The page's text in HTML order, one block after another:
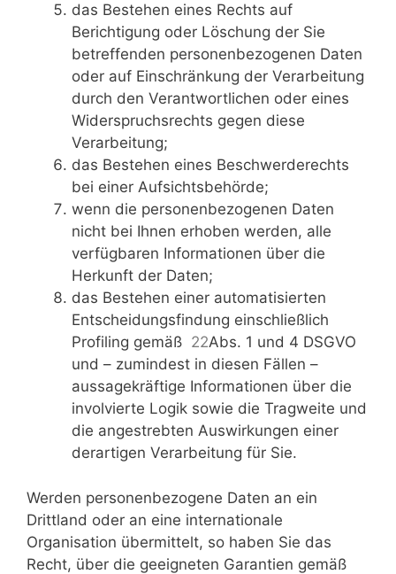
das Bestehen eines Rechts auf
Berichtigung oder Löschung der Sie
betreffenden personenbezogenen Daten
oder auf Einschränkung der Verarbeitung
durch den Verantwortlichen oder eines
Widerspruchsrechts gegen diese
Verarbeitung;
das Bestehen eines Beschwerderechts
bei einer Aufsichtsbehörde;
wenn die personenbezogenen Daten
nicht bei Ihnen erhoben werden, alle
verfügbaren Informationen über die
Herkunft der Daten;
das Bestehen einer automatisierten
Entscheidungsfindung einschließlich
Profiling gemäß 22Abs. 1 und 4 DSGVO
und – zumindest in diesen Fällen –
aussagekräftige Informationen über die
involvierte Logik sowie die Tragweite und
die angestrebten Auswirkungen einer
derartigen Verarbeitung für Sie.
Werden personenbezogene Daten an ein
Drittland oder an eine internationale
Organisation übermittelt, so haben Sie das
Recht, über die geeigneten Garantien gemäß